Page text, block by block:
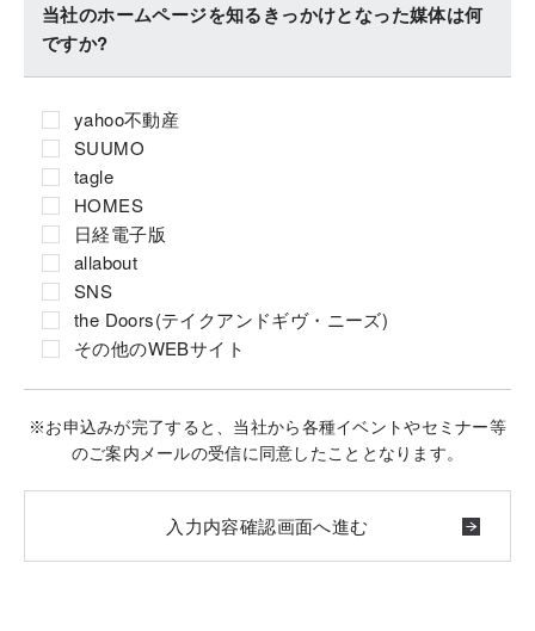
当社のホームページを知るきっかけとなった媒体は何
ですか?
yahoo不動産
SUUMO
tagle
HOMES
日経電子版
allabout
SNS
the Doors(テイクアンドギヴ・ニーズ)
その他のWEBサイト
※お申込みが完了すると、当社から各種イベントやセミナー等
のご案内メールの受信に同意したこととなります。